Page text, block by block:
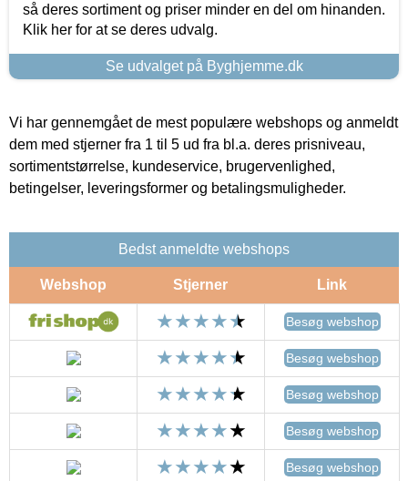
så deres sortiment og priser minder en del om hinanden.
Klik her for at se deres udvalg.
Se udvalget på Byghjemme.dk
Vi har gennemgået de mest populære webshops og anmeldt
dem med stjerner fra 1 til 5 ud fra bl.a. deres prisniveau,
sortimentstørrelse, kundeservice, brugervenlighed,
betingelser, leveringsformer og betalingsmuligheder.
Bedst anmeldte webshops
Webshop Stjerner Link
Besøg webshop
Besøg webshop
Besøg webshop
Besøg webshop
Besøg webshop